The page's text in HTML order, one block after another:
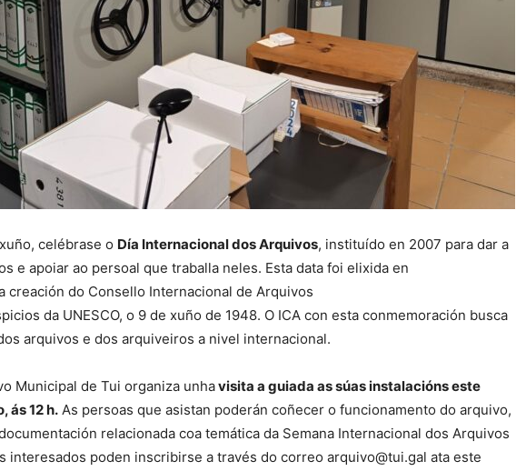
celébrase o Día Internacional dos Arquivos, instituído en 2007 para dar a
e apoiar ao persoal que traballa neles. Esta data foi elixida en
creación do Consello Internacional de Arquivos
da UNESCO, o 9 de xuño de 1948. O ICA con esta conmemoración busca
arquivos e dos arquiveiros a nivel internacional.
Municipal de Tui organiza unhavisita a guiada as súas instalacións este
ás 12 h. As persoas que asistan poderán coñecer o funcionamento do arquivo,
relacionada coa temática da Semana Internacional dos Arquivos
interesados poden inscribirse a través do correo arquivo@tui.gal ata este